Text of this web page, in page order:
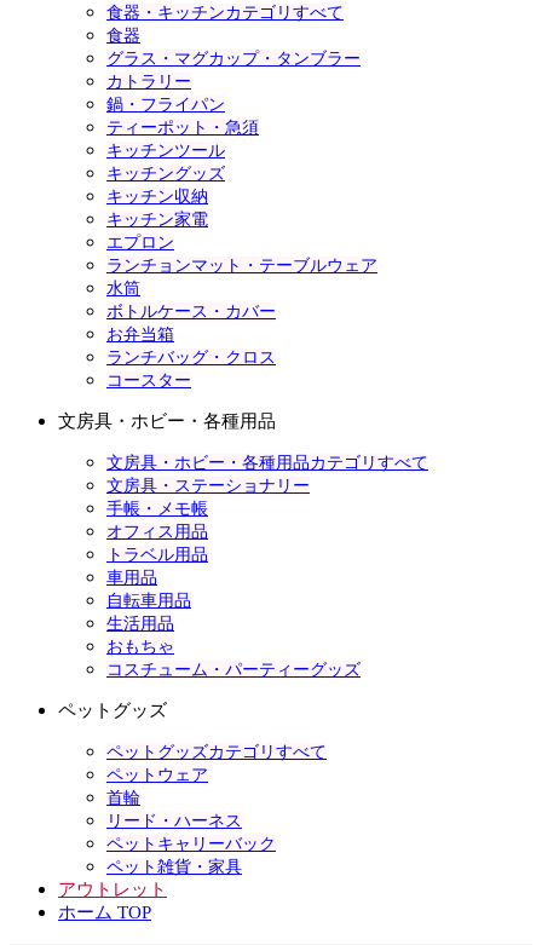
食器・キッチンカテゴリすべて
食器
グラス・マグカップ・タンブラー
カトラリー
鍋・フライパン
ティーポット・急須
キッチンツール
キッチングッズ
キッチン収納
キッチン家電
エプロン
ランチョンマット・テーブルウェア
水筒
ボトルケース・カバー
お弁当箱
ランチバッグ・クロス
コースター
文房具・ホビー・各種用品
文房具・ホビー・各種用品カテゴリすべて
文房具・ステーショナリー
手帳・メモ帳
オフィス用品
トラベル用品
車用品
自転車用品
生活用品
おもちゃ
コスチューム・パーティーグッズ
ペットグッズ
ペットグッズカテゴリすべて
ペットウェア
首輪
リード・ハーネス
ペットキャリーバック
ペット雑貨・家具
アウトレット
ホーム TOP